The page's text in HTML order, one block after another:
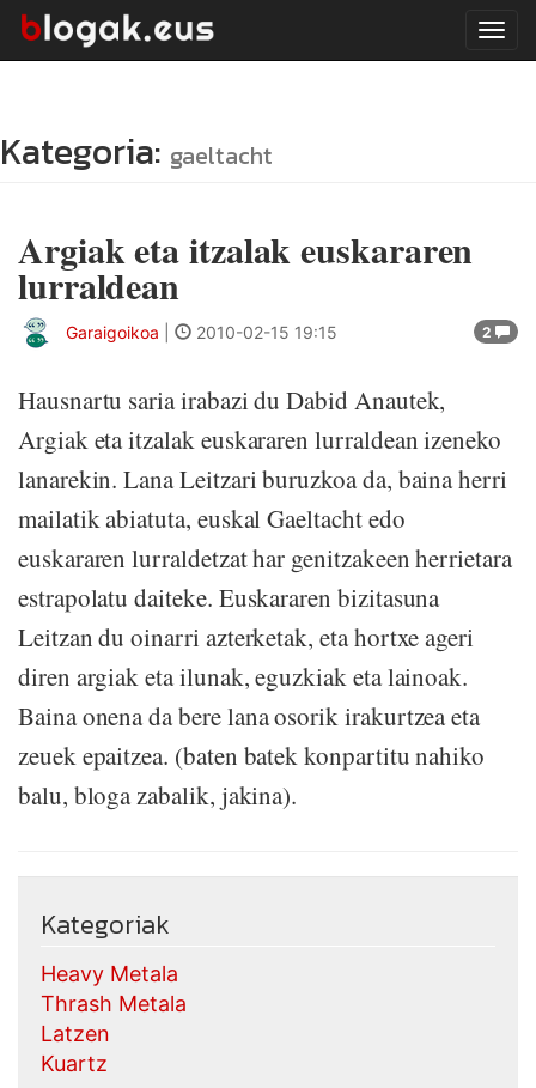
Kategoria: gaeltacht
Argiak eta itzalak euskararen
lurraldean
2
Garaigoikoa 2010-02-15 19:15
Hausnartu saria irabazi du Dabid Anautek,
Argiak eta itzalak euskararen lurraldean izeneko
lanarekin. Lana Leitzari buruzkoa da, baina herri
mailatik abiatuta, euskal Gaeltacht edo
euskararen lurraldetzat har genitzakeen herrietara
estrapolatu daiteke. Euskararen bizitasuna
Leitzan du oinarri azterketak, eta hortxe ageri
diren argiak eta ilunak, eguzkiak eta lainoak.
Baina onena da bere lana osorik irakurtzea eta
zeuek epaitzea. (baten batek konpartitu nahiko
balu, bloga zabalik, jakina).
Kategoriak
Heavy Metala
Thrash Metala
Latzen
Kuartz